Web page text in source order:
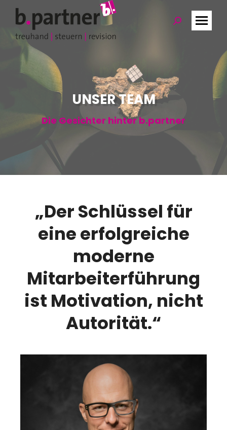
Search:
UNSER TEAM
Die Gesichter hinter b.partner
„Der Schlüssel für
eine erfolgreiche
moderne
Mitarbeiterführung
ist Motivation, nicht
Autorität.“